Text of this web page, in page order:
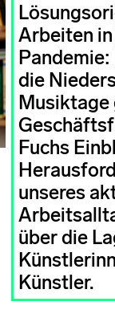
Arbeiten
die
Musiktage
Fuchs
unseres
über die
Künstler.